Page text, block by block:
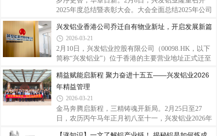
兴发铝业财务副总监、项目负责人刘权锋指出，随着
缓。本次项目将以“标准化、一体化、自动化、智能
化”为建设路径，打通ERP、司库、财务共享、设备系
统等多平台数据壁垒，统一主数据管理，全面
2025年度总结暨表彰大会。大会全面总结2025年公司
点任务，同时表彰在各项工作中表现突出的优秀个人
和先进团队，进一步凝聚奋斗力量，激励全体员工以
更加积极昂扬的姿态投身“十五五”开局新征程。会
上，公司总经理廖玉庆作了2025年度工作总结及2026
一年所取得的发展成就，深刻剖析了当前公司发展进
程中存在的短板与挑战，并对公司2026年的整体奋斗
目标进行了展望。廖玉庆指出，2025年是兴发铝
兴发铝业香港公司乔迁自有物业新址，开启发展新篇
2026-03-21
2月10日，兴发铝业控股有限公司（00098.HK，以下
简称“兴发铝业”）位于香港的主要营业地址正式迁至
公司自有物业，此举进一步夯实了公司在香港的业务
根基，提升了运营稳定性。据了解，新址所在的九龙
观塘区是香港重要的商务及科创产业聚集区，交通网
络发达，商业配套成熟，能为客户接待、商务合作及
品牌展示提供更优质的平台。作为在香港联合交易所
精益赋能启新程 聚力奋进十五五——兴发铝业2026
年精益管理
2026-03-21
金马奔腾启新程，三精铸魂开新局。2月25日至27
日，农历丙午马年正月初八至十一，兴发铝业2026年